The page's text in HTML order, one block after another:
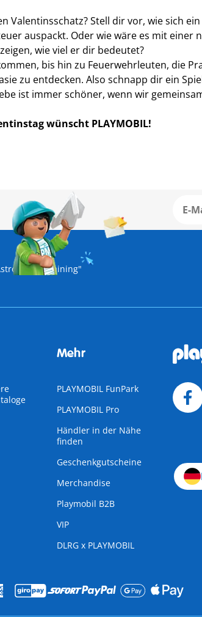
Valentinsschatz? Stell dir vor, wie sich
auspackt. Oder wie wäre es mit einer
wie viel er dir bedeutet?
bis hin zu Feuerwehrleuten, die
zu entdecken. Also schnapp dir ein
ist immer schöner, wenn wir
wünscht PLAYMOBIL!
Mehr
PLAYMOBIL FunPark
PLAYMOBIL Pro
Händler in der Nähe
finden
Geschenkgutscheine
Merchandise
Playmobil B2B
VIP
DLRG x PLAYMOBIL